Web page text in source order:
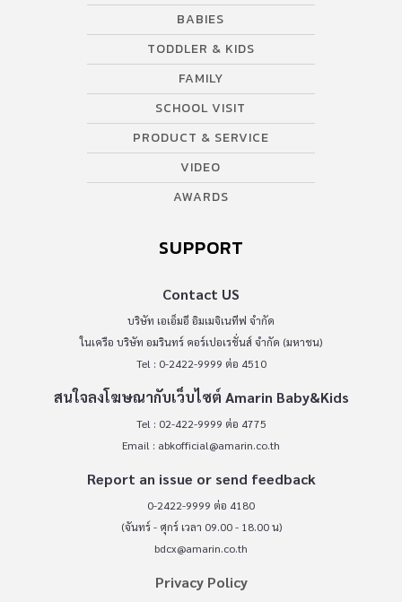
BABIES
TODDLER & KIDS
FAMILY
SCHOOL VISIT
PRODUCT & SERVICE
VIDEO
AWARDS
SUPPORT
Contact US
บริษัท เอเอ็มอี อิมเมจิเนทีฟ จำกัด
ในเครือ บริษัท อมรินทร์ คอร์เปอเรชั่นส์ จำกัด (มหาชน)
Tel : 0-2422-9999 ต่อ 4510
สนใจลงโฆษณากับเว็บไซต์ Amarin Baby&Kids
Tel : 02-422-9999 ต่อ 4775
Email : abkofficial@amarin.co.th
Report an issue or send feedback
0-2422-9999 ต่อ 4180
(จันทร์ - ศุกร์ เวลา 09.00 - 18.00 น)
bdcx@amarin.co.th
Privacy Policy